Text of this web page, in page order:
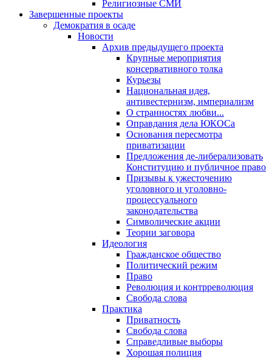
Религиозные СМИ
Завершенные проекты
Демократия в осаде
Новости
Архив предыдущего проекта
Крупные мероприятия
консервативного толка
Курьезы
Национальная идея,
антивестернизм, империализм
О странностях любви...
Оправдания дела ЮКОСа
Основания пересмотра
приватизации
Предложения де-либерализовать
Конституцию и публичное право
Призывы к ужесточению
уголовного и уголовно-
процессуального
законодательства
Символические акции
Теории заговора
Идеология
Гражданское общество
Политический режим
Право
Революция и контрреволюция
Свобода слова
Практика
Приватность
Свобода слова
Справедливые выборы
Хорошая полиция